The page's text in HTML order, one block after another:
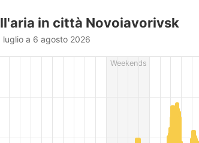
and Relative humidity (%).Weekends
in città Novoiavorivsk
luglio a 6 agosto 2026